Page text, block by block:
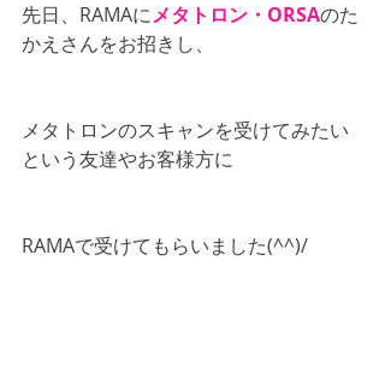
先日、RAMAにメタトロン・ORSAのた
かえさんをお招きし、
メタトロンのスキャンを受けてみたい
という友達やお客様方に
RAMAで受けてもらいました(^^)/